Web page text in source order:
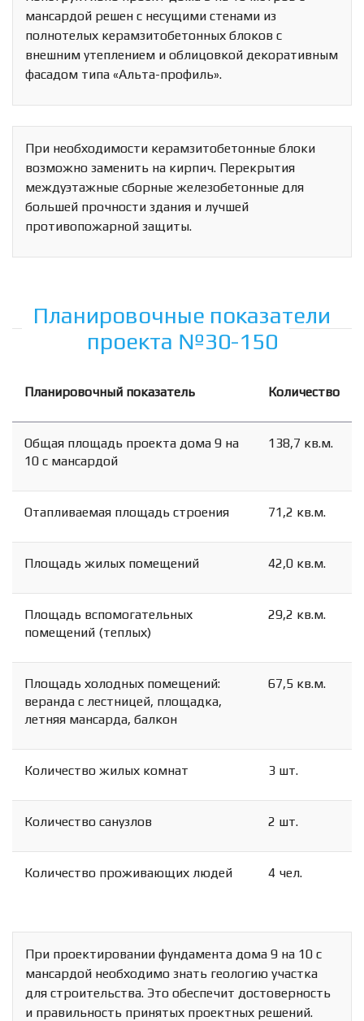
мансардой решен с несущими стенами из
полнотелых керамзитобетонных блоков с
внешним утеплением и облицовкой декоративным
фасадом типа «Альта-профиль».
При необходимости керамзитобетонные блоки
возможно заменить на кирпич. Перекрытия
междуэтажные сборные железобетонные для
большей прочности здания и лучшей
противопожарной защиты.
Планировочные показатели
проекта №30-150
Планировочный показатель Количество
Общая площадь проекта дома 9 на
10 с мансардой
138,7 кв.м.
Отапливаемая площадь строения 71,2 кв.м.
Площадь жилых помещений 42,0 кв.м.
Площадь вспомогательных
помещений (теплых)
29,2 кв.м.
Площадь холодных помещений:
веранда с лестницей, площадка,
летняя мансарда, балкон
67,5 кв.м.
Количество жилых комнат 3 шт.
Количество санузлов 2 шт.
Количество проживающих людей 4 чел.
При проектировании фундамента дома 9 на 10 с
мансардой необходимо знать геологию участка
для строительства. Это обеспечит достоверность
и правильность принятых проектных решений.
Сейчас Статистика
Схема
Гибрид